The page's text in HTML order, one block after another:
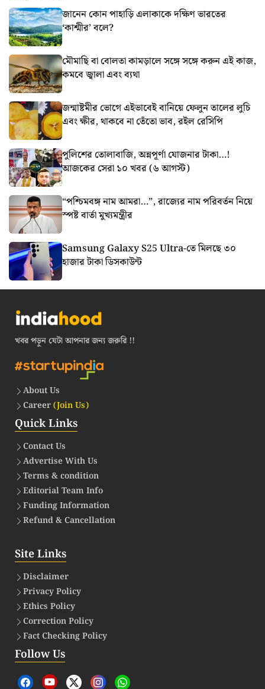
জানেন কোন পাহাড়ি এলাকাকে দক্ষিণ ভারতের
‘কাশ্মীর’ বলে?
মৌমাছি বা বোলতা কামড়ালে সঙ্গে সঙ্গে করুন এই কাজ,
কমবে জ্বালা এবং ব্যথা
জন্মাষ্টমীর ভোগে এইভাবেই বানিয়ে ফেলুন তালের লুচি
এবং ক্ষীর, থাকবে না তেঁতো ভাব, রইল রেসিপি
পুলিশের তোলাবাজি, অন্নপূর্ণা যোজনার টাকা…!
আজকের সেরা ১০ খবর (৬ আগস্ট)
“পশ্চিমবঙ্গ নাম আমরা…”, রাজ্যের নাম পরিবর্তন নিয়ে
স্পষ্ট বার্তা মুখ্যমন্ত্রীর
Samsung Galaxy S25 Ultra-তে মিলছে ৩০
হাজার টাকা ডিসকাউন্ট
খবর পড়ুন যেটা আপনার জন্য জরুরি !!
About Us
Career(Join Us)
Quick Links
Contact Us
Advertise With Us
Terms & condition
Editorial Team Info
Funding Information
Refund & Cancellation
Site Links
Disclaimer
Privacy Policy
Ethics Policy
Correction Policy
Fact Checking Policy
Follow Us